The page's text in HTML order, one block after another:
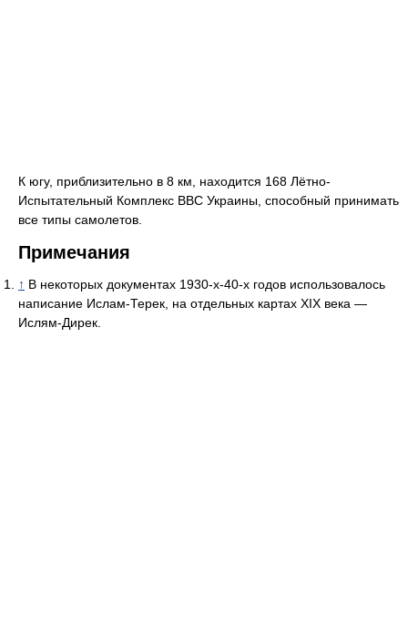
К югу, приблизительно в 8 км, находится 168 Лётно-
Испытательный Комплекс ВВС Украины, способный принимать
все типы самолетов.
Примечания
↑ В некоторых документах 1930-х-40-х годов использовалось
написание Ислам-Терек, на отдельных картах XIX века —
Ислям-Дирек.